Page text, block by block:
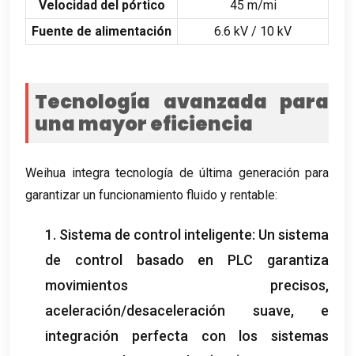
Velocidad del pórtico
45 m/mi
Fuente de alimentación
6.6 kV / 10 kV
Tecnología avanzada para
una mayor eficiencia
Weihua integra tecnología de última generación para
garantizar un funcionamiento fluido y rentable:
1. Sistema de control inteligente: Un sistema
de control basado en PLC garantiza
movimientos precisos,
aceleración/desaceleración suave, e
integración perfecta con los sistemas